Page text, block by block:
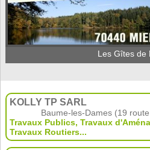
Les Gîtes de
KOLLY TP SARL
Baume-les-Dames (19
Travaux Publics, Travaux
Travaux Routiers...